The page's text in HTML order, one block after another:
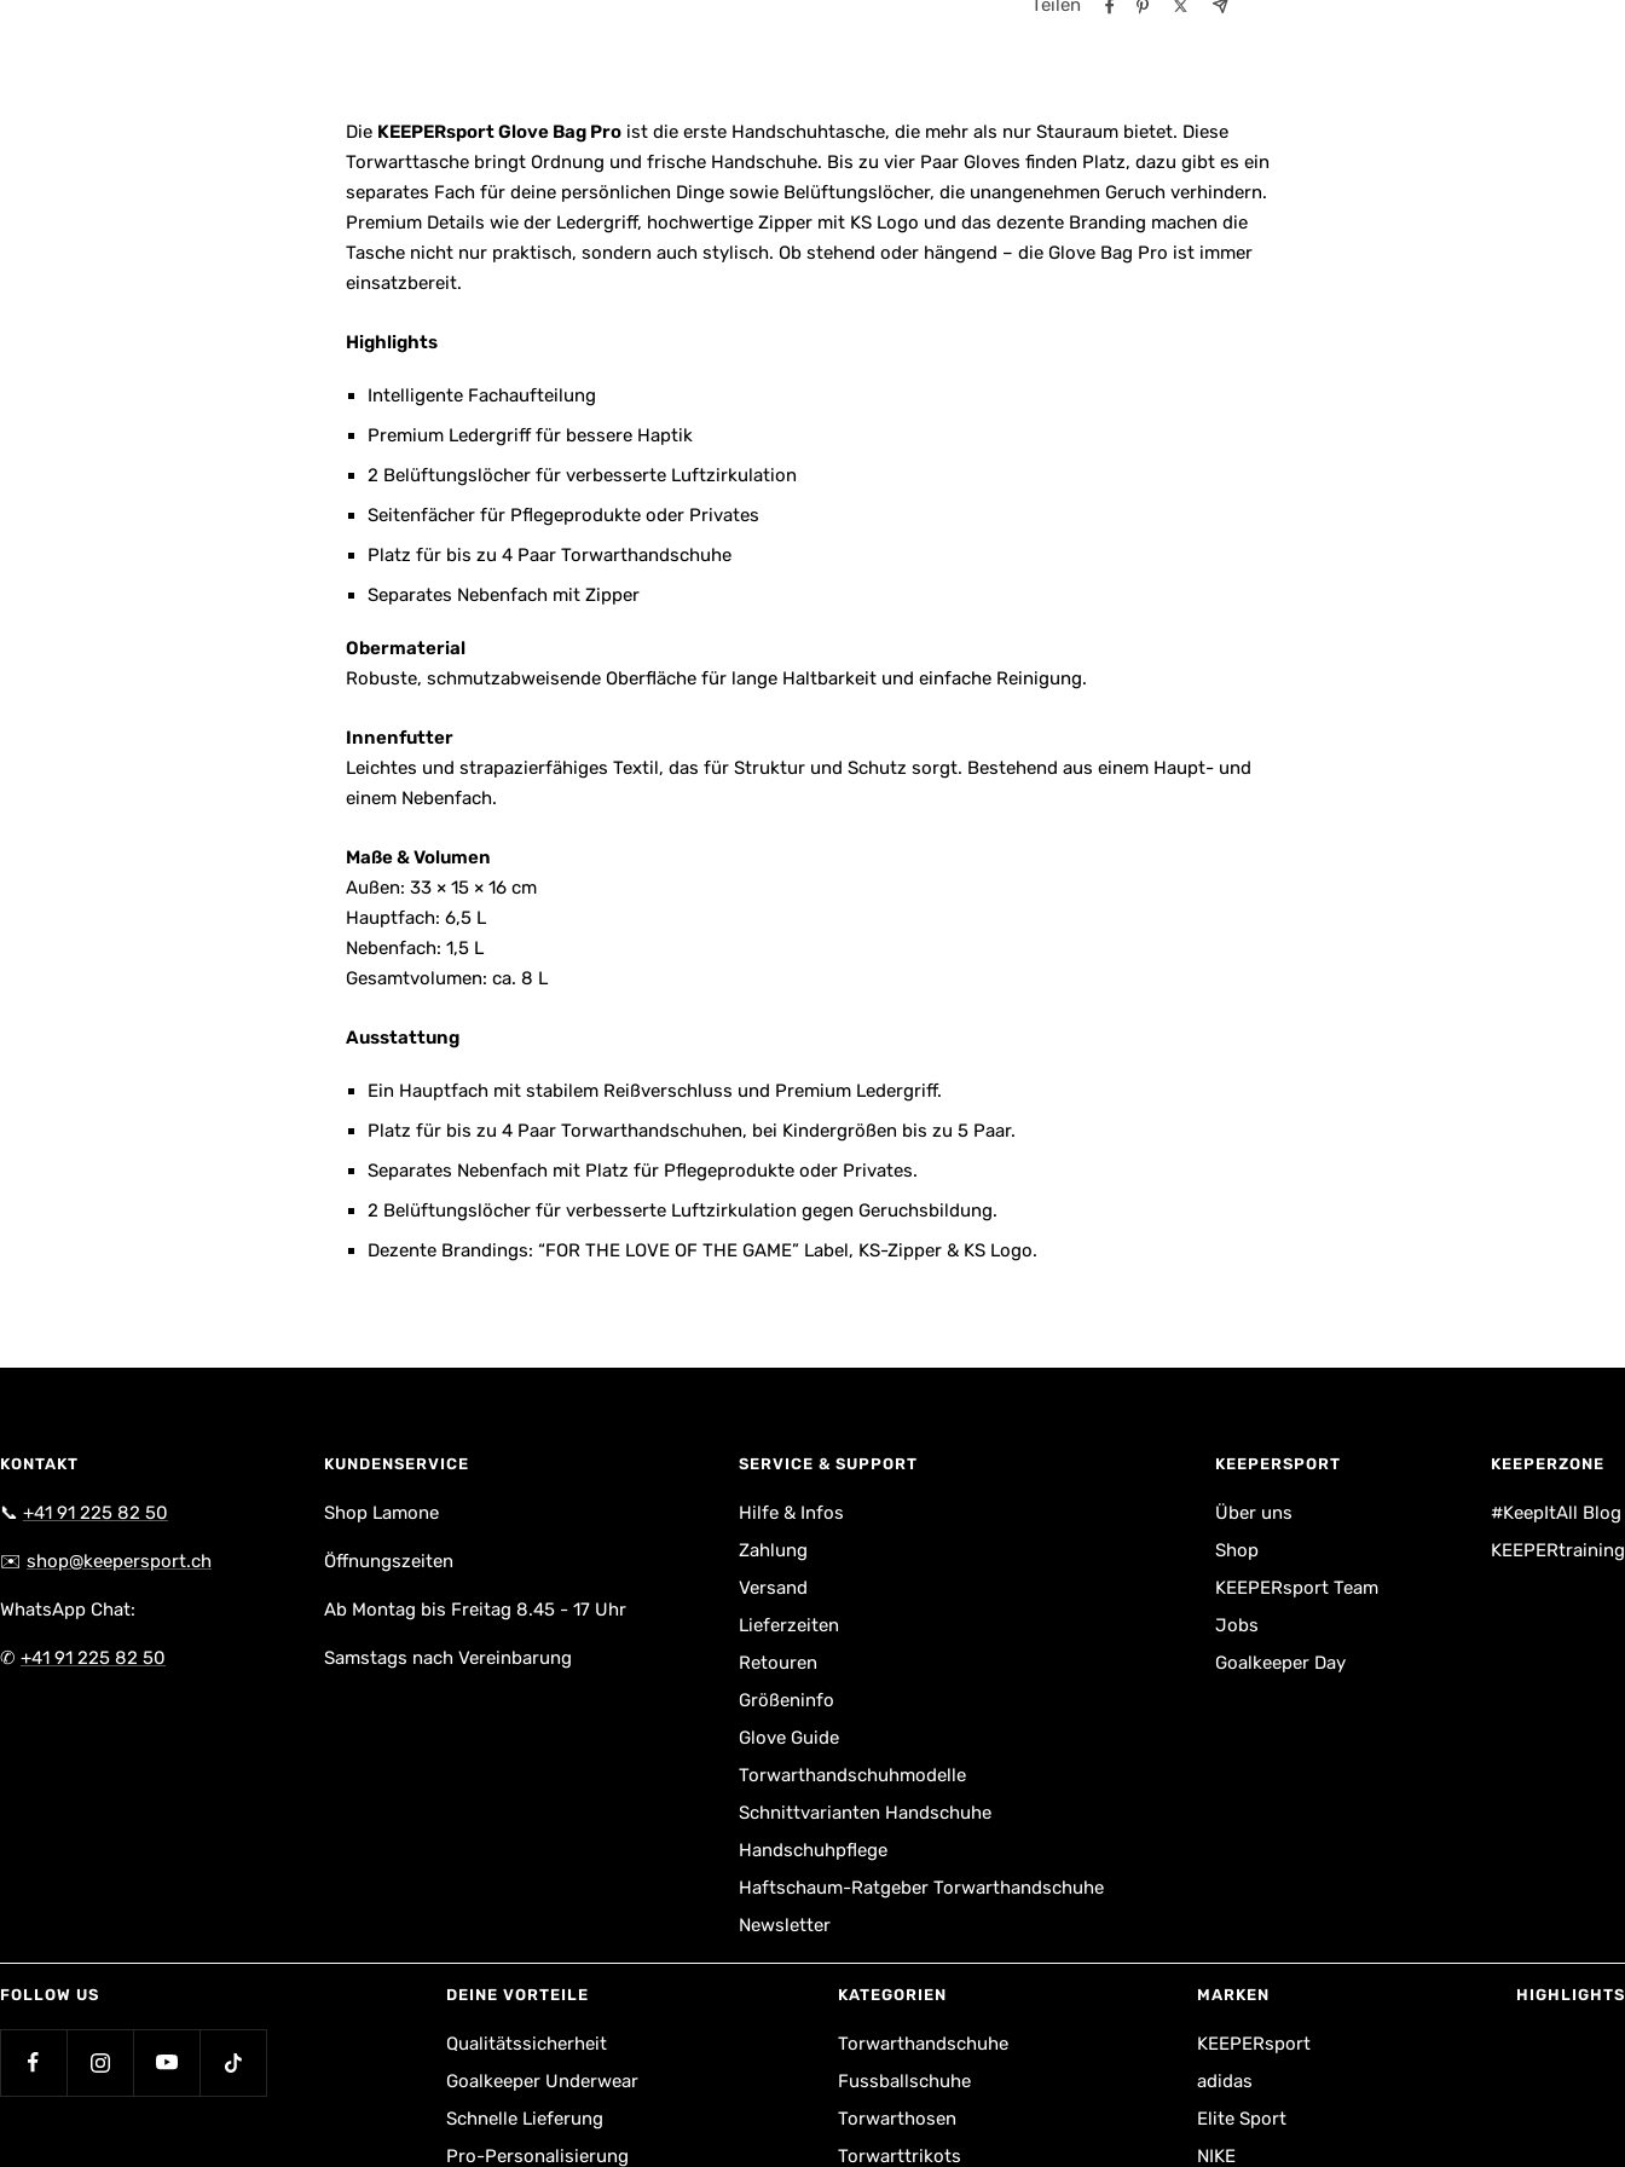
Teilen
Die KEEPERsport Glove Bag Proist die erste Handschuhtasche, die mehr als nur Stauraum bietet. Diese
Torwarttasche bringt Ordnung und frische Handschuhe. Bis zu vier Paar Gloves finden Platz, dazu gibt es ein
separates Fach für deine persönlichen Dinge sowie Belüftungslöcher, die unangenehmen Geruch verhindern.
Premium Details wie der Ledergriff, hochwertige Zipper mit KS Logo und das dezente Branding machen die
Tasche nicht nur praktisch, sondern auch stylisch. Ob stehend oder hängend – die Glove Bag Pro ist immer
einsatzbereit.
Highlights
Intelligente Fachaufteilung
Premium Ledergriff für bessere Haptik
2 Belüftungslöcher für verbesserte Luftzirkulation
Seitenfächer für Pflegeprodukte oder Privates
Platz für bis zu 4 Paar Torwarthandschuhe
Separates Nebenfach mit Zipper
Obermaterial
Robuste, schmutzabweisende Oberfläche für lange Haltbarkeit und einfache Reinigung.
Innenfutter
Leichtes und strapazierfähiges Textil, das für Struktur und Schutz sorgt. Bestehend aus einem Haupt- und
einem Nebenfach.
Maße & Volumen
Außen: 33 × 15 × 16 cm
Hauptfach: 6,5 L
Nebenfach: 1,5 L
Gesamtvolumen: ca. 8 L
Ausstattung
Ein Hauptfach mit stabilem Reißverschluss und Premium Ledergriff.
Platz für bis zu 4 Paar Torwarthandschuhen, bei Kindergrößen bis zu 5 Paar.
Separates Nebenfach mit Platz für Pflegeprodukte oder Privates.
2 Belüftungslöcher für verbesserte Luftzirkulation gegen Geruchsbildung.
Dezente Brandings: “FOR THE LOVE OF THE GAME” Label, KS-Zipper & KS Logo.
KONTAKT
📞 +41 91 225 82 50
✉️ shop@keepersport.ch
WhatsApp Chat:
✆ +41 91 225 82 50
KUNDENSERVICE
Shop Lamone
Öffnungszeiten
Ab Montag bis Freitag 8.45 - 17 Uhr
Samstags nach Vereinbarung
SERVICE & SUPPORT
Hilfe & Infos
Zahlung
Versand
Lieferzeiten
Retouren
Größeninfo
Glove Guide
Torwarthandschuhmodelle
Schnittvarianten Handschuhe
Handschuhpflege
Haftschaum-Ratgeber Torwarthandschuhe
Newsletter
KEEPERSPORT
Über uns
Shop
KEEPERsport Team
Jobs
Goalkeeper Day
KEEPERZONE
#KeepItAll Blog
KEEPERtraining
FOLLOW US DEINE VORTEILE
Qualitätssicherheit
Goalkeeper Underwear
Schnelle Lieferung
Pro-Personalisierung
KATEGORIEN
Torwarthandschuhe
Fussballschuhe
Torwarthosen
Torwarttrikots
MARKEN
KEEPERsport
adidas
Elite Sport
NIKE
HIGHLIGHTS